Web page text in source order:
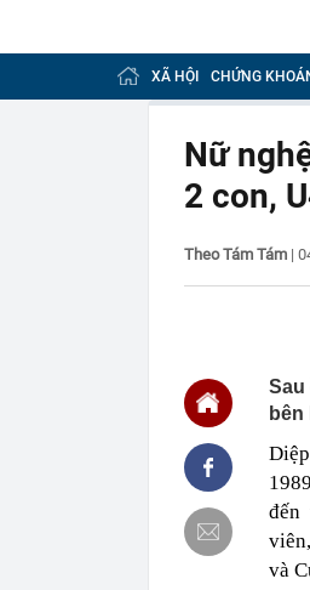
XÃ HỘI CHỨNG
Nữ
2 con,
Theo Tám Tám |
Sau
bên
và